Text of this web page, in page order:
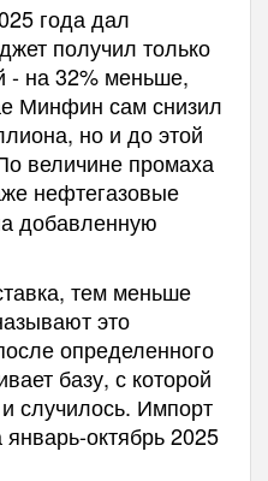
года дал
получил только
- на 32% меньше,
Минфин сам снизил
но и до этой
величине промаха
нефтегазовые
добавленную
тем меньше
это
определенного
базу, с которой
случилось. Импорт
октябрь 2025